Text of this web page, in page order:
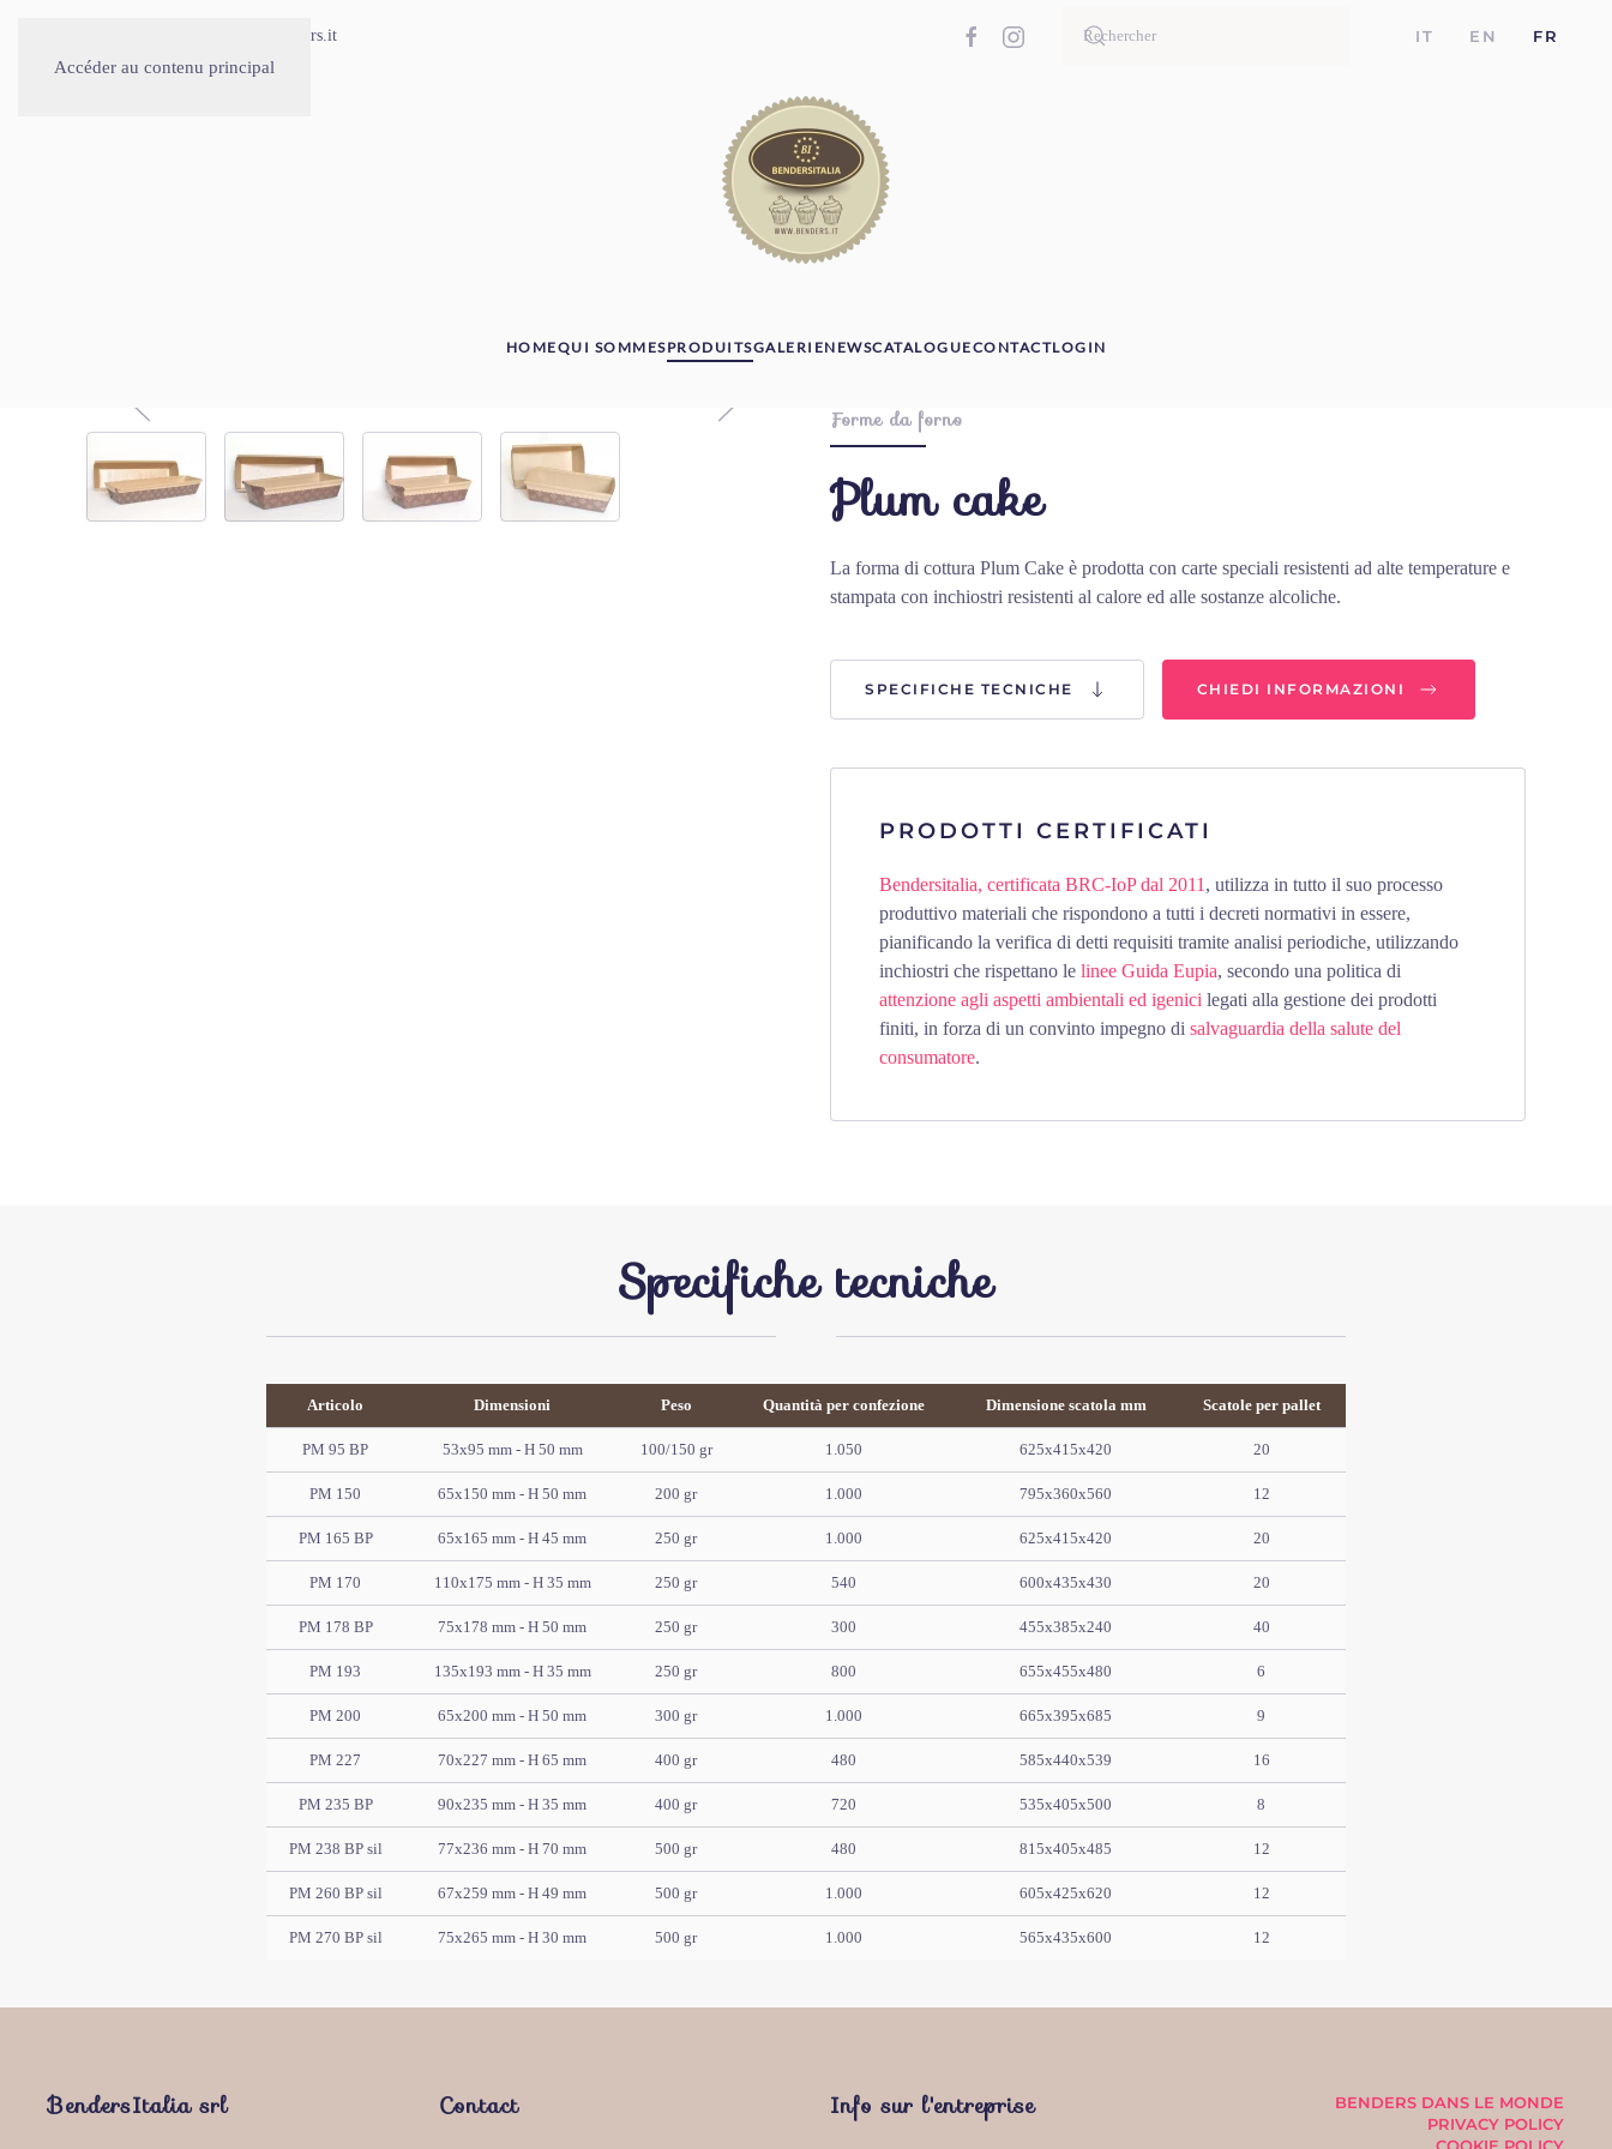
Accéder au contenu principal
info@benders.it IT EN FR
HOMEQUI SOMMESPRODUITSGALERIENEWSCATALOGUECONTACTLOGIN
Forme da forno
Plum cake
La forma di cottura Plum Cake è prodotta con carte speciali resistenti ad alte temperature e
stampata con inchiostri resistenti al calore ed alle sostanze alcoliche.
SPECIFICHE TECNICHE CHIEDI INFORMAZIONI
PRODOTTI CERTIFICATI
Bendersitalia, certificata BRC-IoP dal 2011 , utilizza in tutto il suo processo
produttivo materiali che rispondono a tutti i decreti normativi in essere,
pianificando la verifica di detti requisiti tramite analisi periodiche, utilizzando
inchiostri che rispettano le linee Guida Eupia, secondo una politica di
attenzione agli aspetti ambientali ed igenici legati alla gestione dei prodotti
finiti, in forza di un convinto impegno di salvaguardia della salute del
consumatore.
Specifiche tecniche
Articolo Dimensioni Peso Quantità per confezione Dimensione scatola mm Scatole per pallet
PM 95 BP 53x95 mm - H 50 mm 100/150 gr 1.050 625x415x420 20
PM 150 65x150 mm - H 50 mm 200 gr 1.000 795x360x560 12
PM 165 BP 65x165 mm - H 45 mm 250 gr 1.000 625x415x420 20
PM 170 110x175 mm - H 35 mm 250 gr 540 600x435x430 20
PM 178 BP 75x178 mm - H 50 mm 250 gr 300 455x385x240 40
PM 193 135x193 mm - H 35 mm 250 gr 800 655x455x480 6
PM 200 65x200 mm - H 50 mm 300 gr 1.000 665x395x685 9
PM 227 70x227 mm - H 65 mm 400 gr 480 585x440x539 16
PM 235 BP 90x235 mm - H 35 mm 400 gr 720 535x405x500 8
PM 238 BP sil 77x236 mm - H 70 mm 500 gr 480 815x405x485 12
PM 260 BP sil 67x259 mm - H 49 mm 500 gr 1.000 605x425x620 12
PM 270 BP sil 75x265 mm - H 30 mm 500 gr 1.000 565x435x600 12
BendersItalia srl Contact Info sur l'entreprise
BENDERS DANS LE MONDE
PRIVACY POLICY